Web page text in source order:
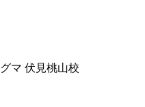
マ 伏見桃山校